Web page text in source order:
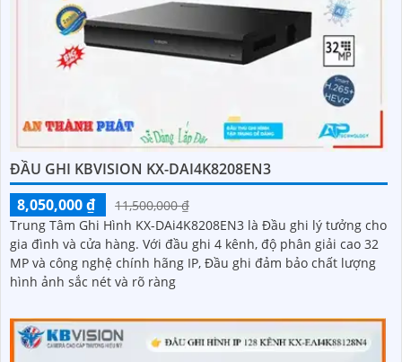
ĐẦU GHI KBVISION KX-DAI4K8208EN3
8,050,000 ₫
11,500,000 ₫
Trung Tâm Ghi Hình KX-DAi4K8208EN3 là Đầu ghi lý tưởng cho
gia đình và cửa hàng. Với đầu ghi 4 kênh, độ phân giải cao 32
MP và công nghệ chính hãng IP, Đầu ghi đảm bảo chất lượng
hình ảnh sắc nét và rõ ràng